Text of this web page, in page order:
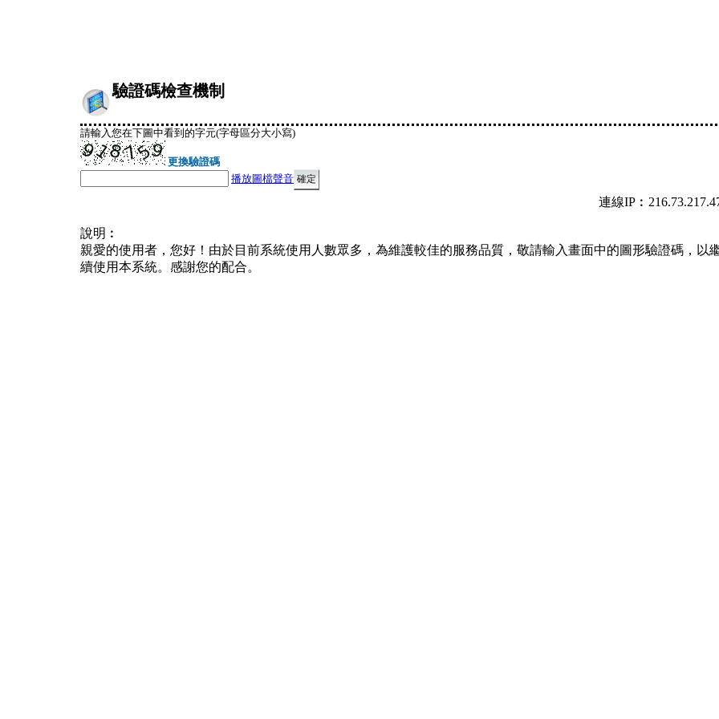
驗證碼檢查機制
請輸入您在下圖中看到的字元(字母區分大小寫)
更換驗證碼
播放圖檔聲音
連線
說明︰
親愛的使用者，您好！由於目前系統使用人數眾多，為維護較佳的服務品質，敬請輸入畫面中的圖形驗證碼，以
續使用本系統。感謝您的配合。